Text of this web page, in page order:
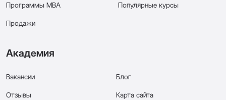
Программы МВА
Продажи
Популярные курсы
Академия
Вакансии
Отзывы
Блог
Карта сайта